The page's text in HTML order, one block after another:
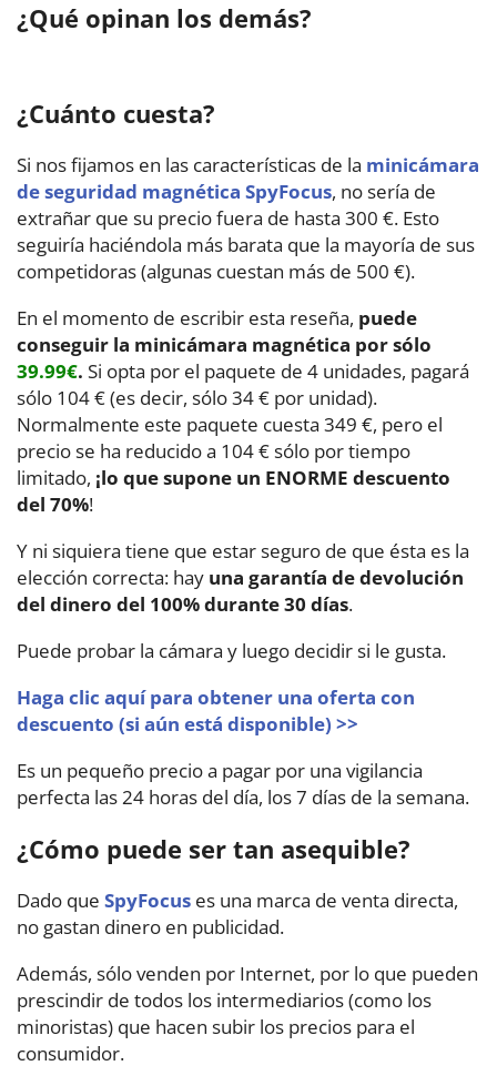
¿Qué opinan los demás?
¿Cuánto cuesta?
Si nos fijamos en las características de la minicámara
de seguridad magnética SpyFocus, no sería de
extrañar que su precio fuera de hasta 300 €. Esto
seguiría haciéndola más barata que la mayoría de sus
competidoras (algunas cuestan más de 500 €).
En el momento de escribir esta reseña, puede
conseguir la minicámara magnética por sólo
39.99€. Si opta por el paquete de 4 unidades, pagará
sólo 104 € (es decir, sólo 34 € por unidad).
Normalmente este paquete cuesta 349 €, pero el
precio se ha reducido a 104 € sólo por tiempo
limitado, ¡lo que supone un ENORME descuento
del 70%!
Y ni siquiera tiene que estar seguro de que ésta es la
elección correcta: hay una garantía de devolución
del dinero del 100% durante 30 días.
Puede probar la cámara y luego decidir si le gusta.
Haga clic aquí para obtener una oferta con
descuento (si aún está disponible) >>
Es un pequeño precio a pagar por una vigilancia
perfecta las 24 horas del día, los 7 días de la semana.
¿Cómo puede ser tan asequible?
Dado que SpyFocus es una marca de venta directa,
no gastan dinero en publicidad.
Además, sólo venden por Internet, por lo que pueden
prescindir de todos los intermediarios (como los
minoristas) que hacen subir los precios para el
consumidor.